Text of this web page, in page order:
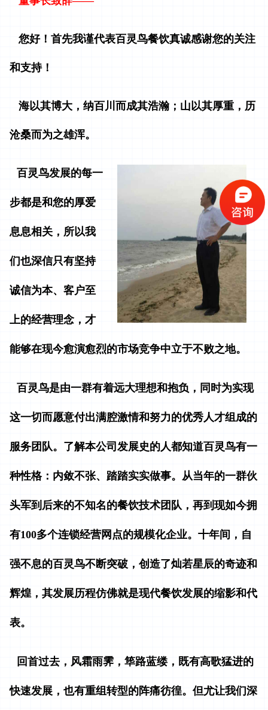
您好！首先我谨代表百灵鸟餐饮真诚感谢您的关注
和支持！
海以其博大，纳百川而成其浩瀚；山以其厚重，历
沧桑而为之雄浑。
百灵鸟发展的每一
步都是和您的厚爱
息息相关，所以我
们也深信只有坚持
诚信为本、客户至
上的经营理念，才
能够在现今愈演愈烈的市场竞争中立于不败之地。
百灵鸟是由一群有着远大理想和抱负，同时为实现
这一切而愿意付出满腔激情和努力的优秀人才组成的
服务团队。了解本公司发展史的人都知道百灵鸟有一
种性格：内敛不张、踏踏实实做事。从当年的一群伙
头军到后来的不知名的餐饮技术团队，再到现如今拥
有100多个连锁经营网点的规模化企业。十年间，自
强不息的百灵鸟不断突破，创造了灿若星辰的奇迹和
辉煌，其发展历程仿佛就是现代餐饮发展的缩影和代
表。
回首过去，风霜雨霁，筚路蓝缕，既有高歌猛进的
快速发展，也有重组转型的阵痛彷徨。但尤让我们深